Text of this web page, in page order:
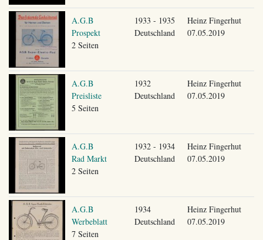
A.G.B
Prospekt
2 Seiten
1933 - 1935
Deutschland
Heinz Fingerhut
07.05.2019
A.G.B
Preisliste
5 Seiten
1932
Deutschland
Heinz Fingerhut
07.05.2019
A.G.B
Rad Markt
2 Seiten
1932 - 1934
Deutschland
Heinz Fingerhut
07.05.2019
A.G.B
Werbeblatt
7 Seiten
1934
Deutschland
Heinz Fingerhut
07.05.2019